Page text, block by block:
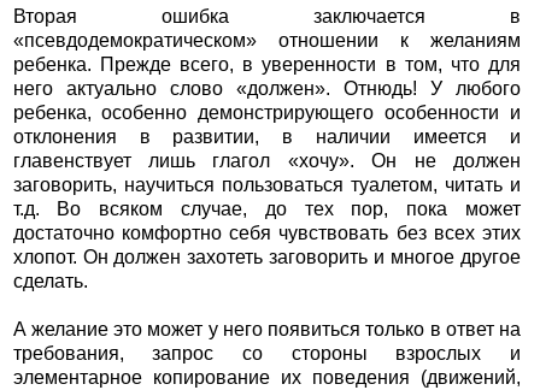
Вторая ошибка заключается в
«псевдодемократическом» отношении к желаниям
ребенка. Прежде всего, в уверенности в том, что для
него актуально слово «должен». Отнюдь! У любого
ребенка, особенно демонстрирующего особенности и
отклонения в развитии, в наличии имеется и
главенствует лишь глагол «хочу». Он не должен
заговорить, научиться пользоваться туалетом, читать и
т.д. Во всяком случае, до тех пор, пока может
достаточно комфортно себя чувствовать без всех этих
хлопот. Он должен захотеть заговорить и многое другое
сделать.
А желание это может у него появиться только в ответ на
требования, запрос со стороны взрослых и
элементарное копирование их поведения (движений,